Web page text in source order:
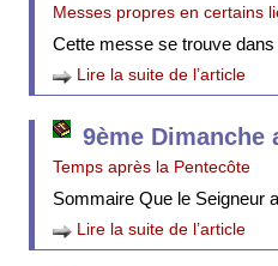
Messes propres en certains
Cette messe se trouve
Lire la suite de l’article
9ème Dimanche
Temps après la Pentecôte
Sommaire Que le Seigneur
Lire la suite de l’article